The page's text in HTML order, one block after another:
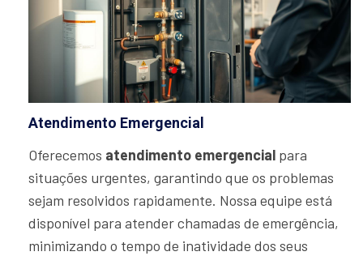
Atendimento Emergencial
Oferecemos atendimento emergencial para
situações urgentes, garantindo que os problemas
sejam resolvidos rapidamente. Nossa equipe está
disponível para atender chamadas de emergência,
minimizando o tempo de inatividade dos seus